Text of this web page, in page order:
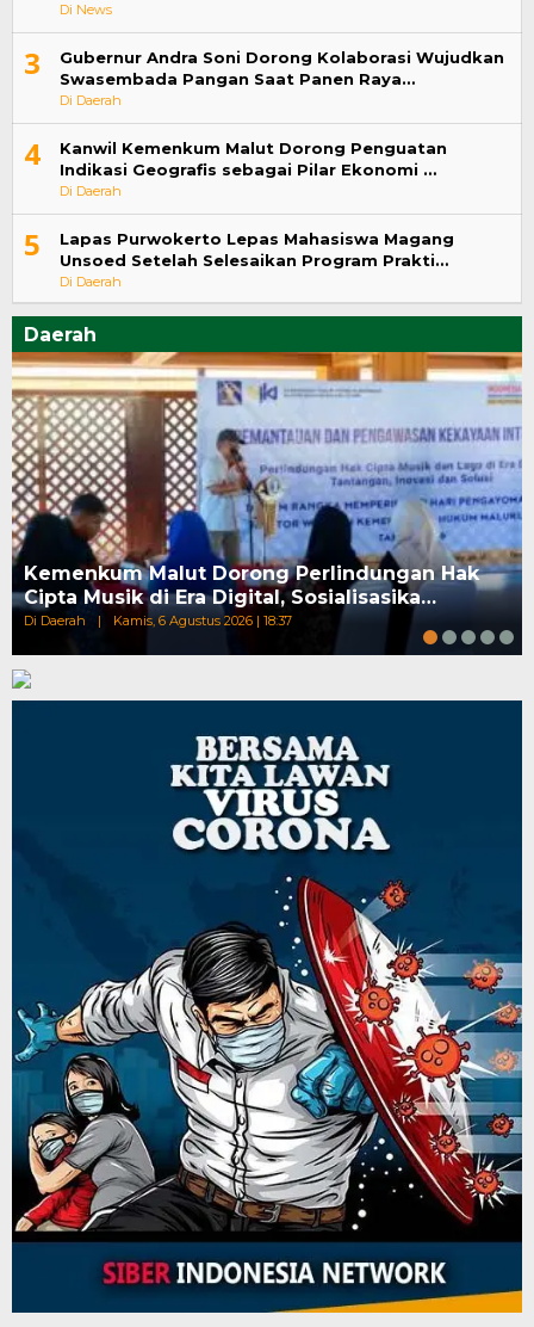
Di News
3
Gubernur Andra Soni Dorong Kolaborasi Wujudkan
Swasembada Pangan Saat Panen Raya…
Di Daerah
4
Kanwil Kemenkum Malut Dorong Penguatan
Indikasi Geografis sebagai Pilar Ekonomi …
Di Daerah
5
Lapas Purwokerto Lepas Mahasiswa Magang
Unsoed Setelah Selesaikan Program Prakti…
Di Daerah
Daerah
Kemenkum Malut Dorong Perlindungan Hak
Cipta Musik di Era Digital, Sosialisasika…
Di Daerah | Kamis, 6 Agustus 2026 | 18:37